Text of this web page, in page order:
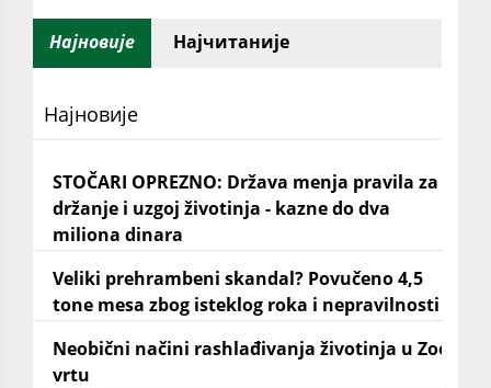
Најновије Најчитаније
Најновије
STOČARI OPREZNO: Država menja pravila za
držanje i uzgoj životinja - kazne do dva
miliona dinara
Veliki prehrambeni skandal? Povučeno 4,5
tone mesa zbog isteklog roka i nepravilnosti
Neobični načini rashlađivanja životinja u Zoo
vrtu